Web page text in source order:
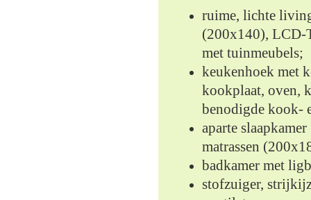
ruime, lichte
(200x140), LCD-
met tuinmeubels;
keukenhoek met
kookplaat, oven,
benodigde kook-
aparte
matrassen
badkamer met
stofzuiger,